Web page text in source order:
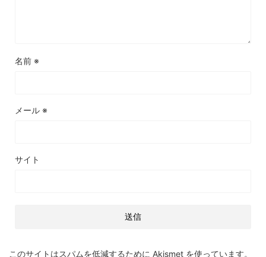
名前 ※
メール ※
サイト
このサイトはスパムを低減するために Akismet を使っています。